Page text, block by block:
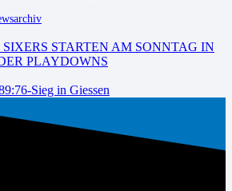
STARTEN AM SONNTAG IN
PLAYDOWNS
Sieg in Giessen